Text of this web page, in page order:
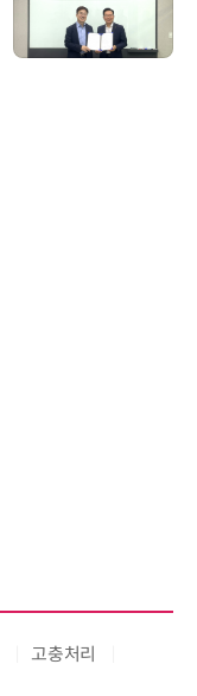
고충처리